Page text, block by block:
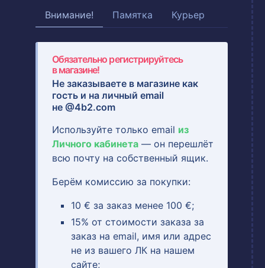
Внимание! Памятка Курьер
Обязательно регистрируйтесь
в магазине!
Не заказываете в магазине как
гость и на личный email
не @4b2.com
Используйте только email из
Личного кабинета — он перешлёт
всю почту на собственный ящик.
Берём комиссию за покупки:
10 € за заказ менее 100 €;
15% от стоимости заказа за
заказ на email, имя или адрес
не из вашего ЛК на нашем
сайте;